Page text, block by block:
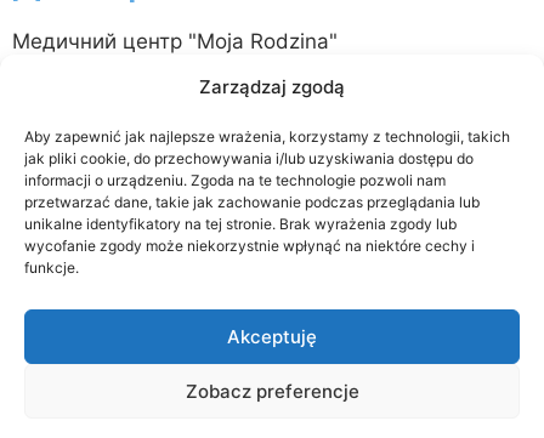
Zarządzaj zgodą
Aby zapewnić jak najlepsze wrażenia, korzystamy z technologii, takich
jak pliki cookie, do przechowywania i/lub uzyskiwania dostępu do
informacji o urządzeniu. Zgoda na te technologie pozwoli nam
przetwarzać dane, takie jak zachowanie podczas przeglądania lub
unikalne identyfikatory na tej stronie. Brak wyrażenia zgody lub
wycofanie zgody może niekorzystnie wpłynąć na niektóre cechy i
funkcje.
Akceptuję
Zobacz preferencje
Медичний центр "Moja Rodzina"
International Clinics Investments Spółka z o. o.
Telefon: +48 537 310 741
wizyta@mojarodzina.eu
вул. 29 Listopada 18a/4, 00-465 Warszawa
Пн-Пт. 8-19, Сб 8-17, Нд 9-17
Лабораторія: Пн-Сб: 8:00 - 12:300